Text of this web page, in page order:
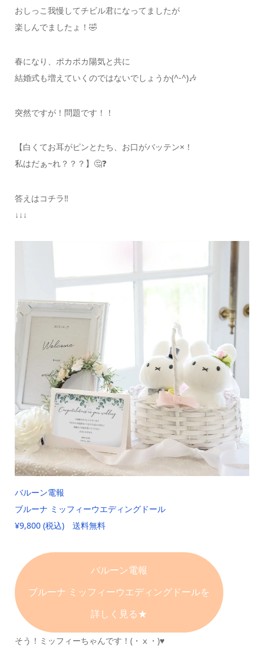
おしっこ我慢してチビル君になってましたが
楽しんでましたょ！🤣
春になり、ポカポカ陽気と共に
結婚式も増えていくのではないでしょうか(^-^)🎶
突然ですが！問題です！！
【白くてお耳がピンとたち、お口がバッテン×！
私はだぁ~れ？？？】🤔❓
答えはコチラ‼️
↓↓↓
バルーン電報
ブルーナ ミッフィーウエディングドール
¥9,800 (税込) 送料無料
バルーン電報
ブルーナ ミッフィーウエディングドールを
詳しく見る★
そう！ミッフィーちゃんです！(・ⅹ・)♥️